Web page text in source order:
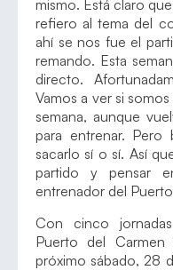
mismo. Está claro
refiero al tema del
ahí se nos fue el
remando. Esta
directo.
Vamos a ver si
semana, aunque
para entrenar.
sacarlo sí o sí. Así
partido y pensar
entrenador del
Con cinco
Puerto del
próximo sábado, 28